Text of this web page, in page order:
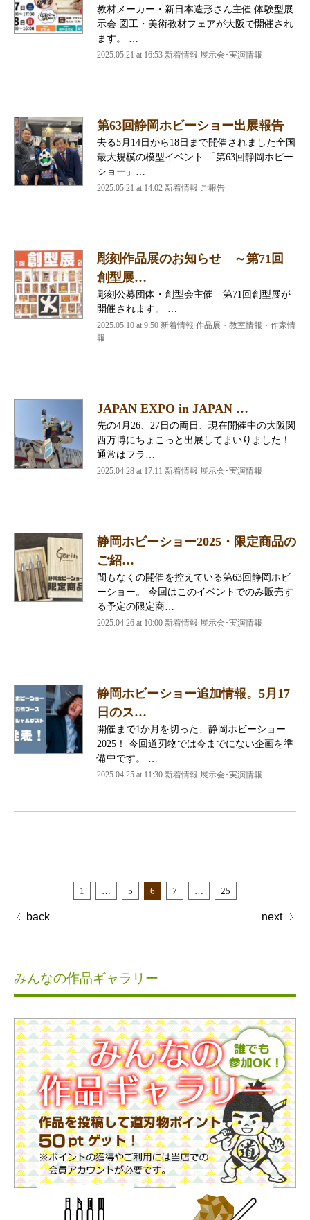
教材メーカー・新日本造形さん主催 体験型展
示会 図工・美術教材フェアが大阪で開催され
ます。 …
2025.05.21 at 16:53 新着情報 展示会･実演情報
第63回静岡ホビーショー出展報告
去る5月14日から18日まで開催されました全国
最大規模の模型イベント 「第63回静岡ホビー
ショー」…
2025.05.21 at 14:02 新着情報 ご報告
彫刻作品展のお知らせ ～第71回
創型展…
彫刻公募団体・創型会主催 第71回創型展が
開催されます。 …
2025.05.10 at 9:50 新着情報 作品展・教室情報・作家情
報
JAPAN EXPO in JAPAN …
先の4月26、27日の両日、現在開催中の大阪関
西万博にちょこっと出展してまいりました！
通常はフラ…
2025.04.28 at 17:11 新着情報 展示会･実演情報
静岡ホビーショー2025・限定商品の
ご紹…
間もなくの開催を控えている第63回静岡ホビ
ーショー。 今回はこのイベントでのみ販売す
る予定の限定商…
2025.04.26 at 10:00 新着情報 展示会･実演情報
静岡ホビーショー追加情報。5月17
日のス…
開催まで1か月を切った、静岡ホビーショー
2025！ 今回道刃物では今までにない企画を準
備中です。 …
2025.04.25 at 11:30 新着情報 展示会･実演情報
back
1 5 6 7 25
next
みんなの作品ギャラリー